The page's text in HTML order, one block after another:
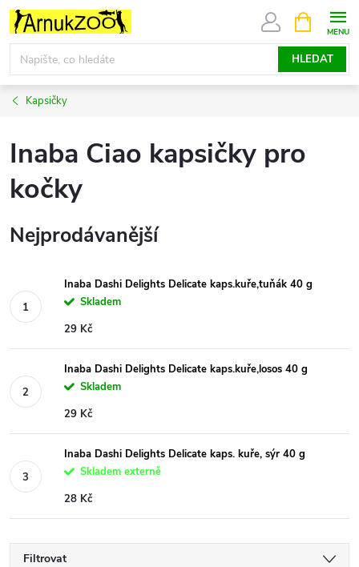
Přejít
obsah
HLEDAT
NÁKUPNÍ
KOŠÍK
Kapsičky
Inaba Ciao kapsičky pro
kočky
Nejprodávanější
Inaba Dashi Delights Delicate kaps.kuře,tuňák 40 g
Skladem
29 Kč
Inaba Dashi Delights Delicate kaps.kuře,losos 40 g
Skladem
29 Kč
Inaba Dashi Delights Delicate kaps. kuře, sýr 40 g
Skladem externě
28 Kč
Filtrovat